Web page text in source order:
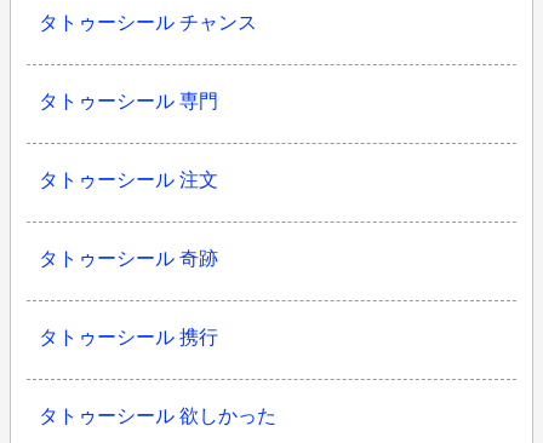
タトゥーシール チャンス
タトゥーシール 専門
タトゥーシール 注文
タトゥーシール 奇跡
タトゥーシール 携行
タトゥーシール 欲しかった